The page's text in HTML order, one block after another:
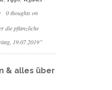
0 thoughts on
die pflanzliche
19.07.2019”
& alles über